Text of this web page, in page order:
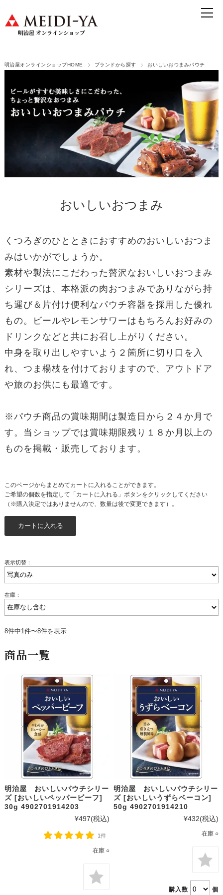
明治屋 オンラインショップ
明治屋オンラインショップHOME ブランドから探す おいしいおつまみパウチ
おいしいおつまみ
くつろぎのひとときにおすすめのおいしいおつま
みはいかがでしょうか。
素材や製法にこだわった贅沢なおいしいおつまみ
シリーズは、本格派の肉おつまみでありながら持
ち運び＆片付け便利なパウチ容器を採用した優れ
もの。ビールやレモンサワーはもちろんお好みの
ドリンクなどと共にお召し上がりください。
中身を取り出しやすいよう２箇所に切り口を入
れ、つま楊枝を付けておりますので、アウトドア
や旅のお供にも最適です。
※パウチ商品の賞味期間は製造日から２４か月で
す。当ショップでは賞味期限残り１８か月以上の
ものを掲載・販売しております。
このページからまとめてカートに入れることができます。
ご希望の個数を指定して「カートに入れる」ボタンをクリックしてください
（※購入決定ではありませんので、数量は後で変更できます）。
表示切替：
在庫：
8件中1件〜8件を表示
商品一覧
明治屋 おいしいパウチシリー
ズ [おいしいペッパービーフ]
30g 4902701914203
¥497(税込)
1件
在庫 ○
明治屋 おいしいパウチシリー
ズ [おいしいうずらベーコン]
50g 4902701914210
¥432(税込)
在庫 ○
購入数 個